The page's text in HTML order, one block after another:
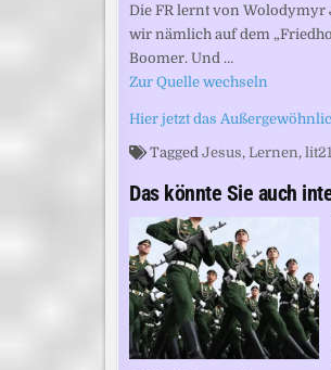
Die FR lernt von
wir nämlich auf dem
Boomer. Und …
Zur Quelle wechseln
Hier jetzt das
Tagged Jesus, Lernen, lit21
Das könnte Sie auch